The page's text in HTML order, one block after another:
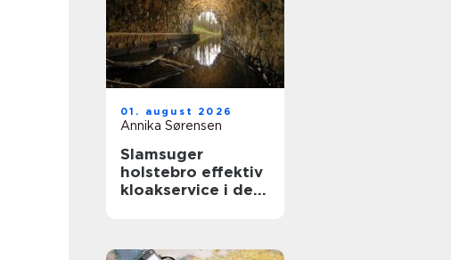
01. august 2026
Annika Sørensen
Slamsuger
holstebro effektiv
kloakservice i det